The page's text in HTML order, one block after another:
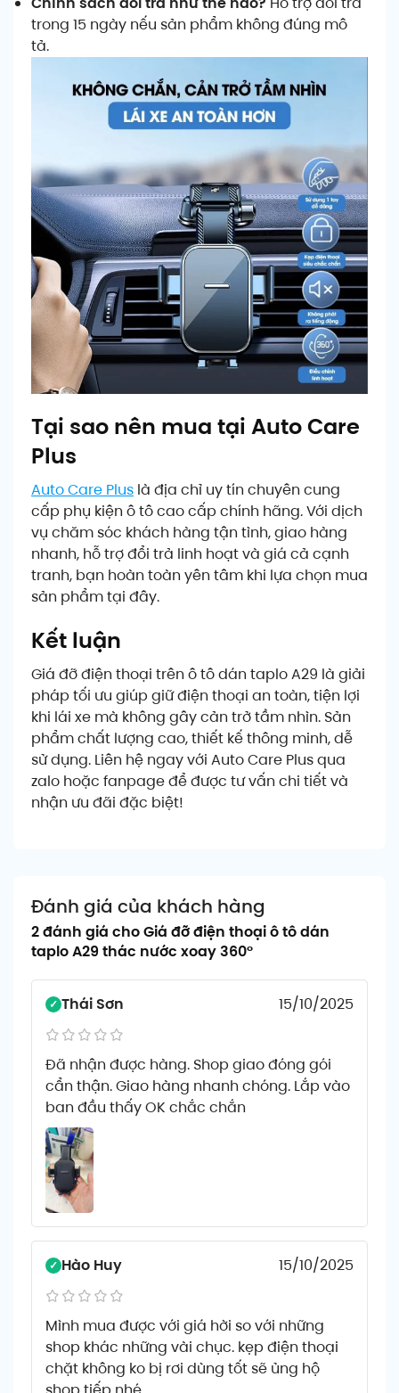
trong 15 ngày nếu sản phẩm không đúng mô
tả.
Tại sao nên mua tại Auto Care
Plus
Auto Care Plus là địa chỉ uy tín chuyên cung
cấp phụ kiện ô tô cao cấp chính hãng. Với dịch
vụ chăm sóc khách hàng tận tình, giao hàng
nhanh, hỗ trợ đổi trả linh hoạt và giá cả cạnh
tranh, bạn hoàn toàn yên tâm khi lựa chọn mua
sản phẩm tại đây.
Kết luận
Giá đỡ điện thoại trên ô tô dán taplo A29 là giải
pháp tối ưu giúp giữ điện thoại an toàn, tiện lợi
khi lái xe mà không gây cản trở tầm nhìn. Sản
phẩm chất lượng cao, thiết kế thông minh, dễ
sử dụng. Liên hệ ngay với Auto Care Plus qua
zalo hoặc fanpage để được tư vấn chi tiết và
nhận ưu đãi đặc biệt!
Đánh giá của khách hàng
2 đánh giá choGiá đỡ điện thoại ô tô dán
taplo A29 thác nước xoay 360°
Thái Sơn 15/10/2025
Đã nhận được hàng. Shop giao đóng gói
cẩn thận. Giao hàng nhanh chóng. Lắp vào
ban đầu thấy OK chắc chắn
Hào Huy 15/10/2025
Mình mua được với giá hời so với những
shop khác những vài chục. kẹp điện thoại
chặt không ko bị rơi dùng tốt sẽ ủng hộ